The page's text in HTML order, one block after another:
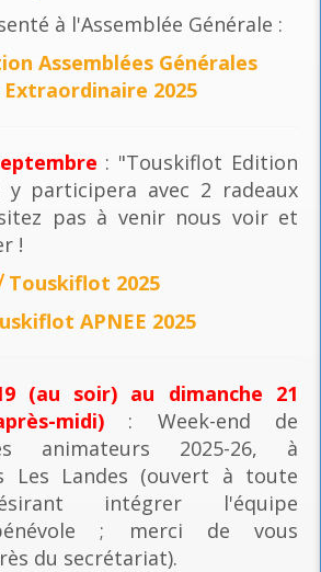
à l'Assemblée Générale :
Assemblées Générales
2025
: "Touskiflot Edition
y participera avec 2 radeaux
pas à venir nous voir et
!
Touskiflot 2025
APNEE 2025
(au soir) au dimanche 21
midi): Week-end de
animateurs 2025-26, à
Les Landes (ouvert à toute
intégrer l'équipe
; merci de vous
du secrétariat).